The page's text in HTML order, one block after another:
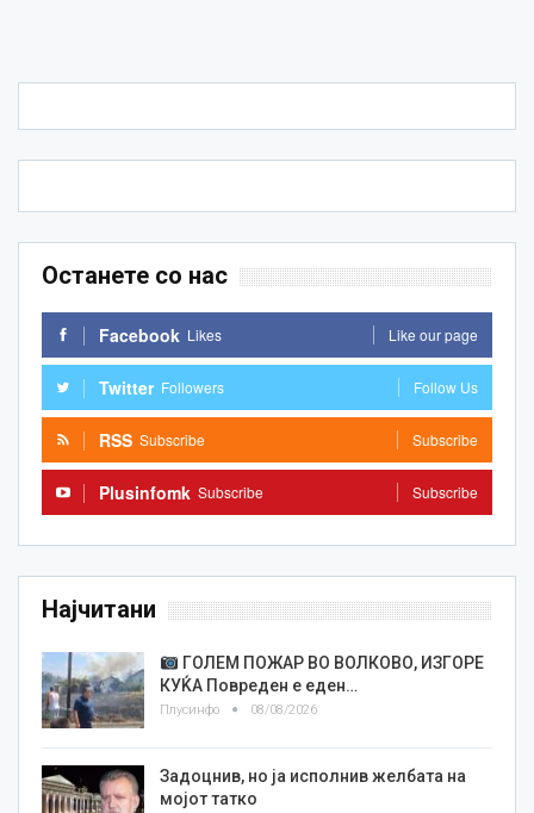
Останете со нас
Facebook Likes Like our page
Twitter Followers Follow Us
RSS Subscribe Subscribe
Plusinfomk Subscribe Subscribe
Најчитани
ГОЛЕМ ПОЖАР ВО ВОЛКОВО, ИЗГОРЕ
КУЌА Повреден е еден…
Плусинфо 08/08/2026
Задоцнив, но ја исполнив желбата на
мојот татко